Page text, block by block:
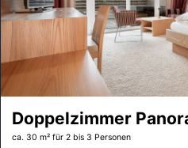
Doppelzimmer
ca. 30 m² für 2 bis 3 Personen